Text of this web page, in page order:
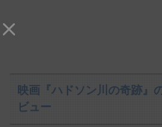
映画『ハドソン川の奇跡』
ビュー